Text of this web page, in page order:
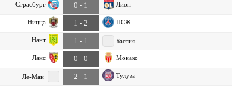
Страсбург 0 - 1 Лион
Ницца 1 - 2 ПСЖ
Нант 1 - 1 Бастия
Ланс 0 - 0 Монако
Ле-Ман 2 - 1 Тулуза